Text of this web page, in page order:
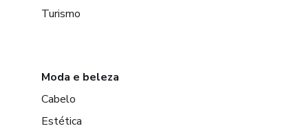
Turismo
Moda e beleza
Cabelo
Estética